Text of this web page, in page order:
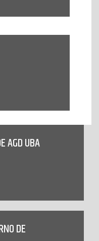
AGD UBA
DE